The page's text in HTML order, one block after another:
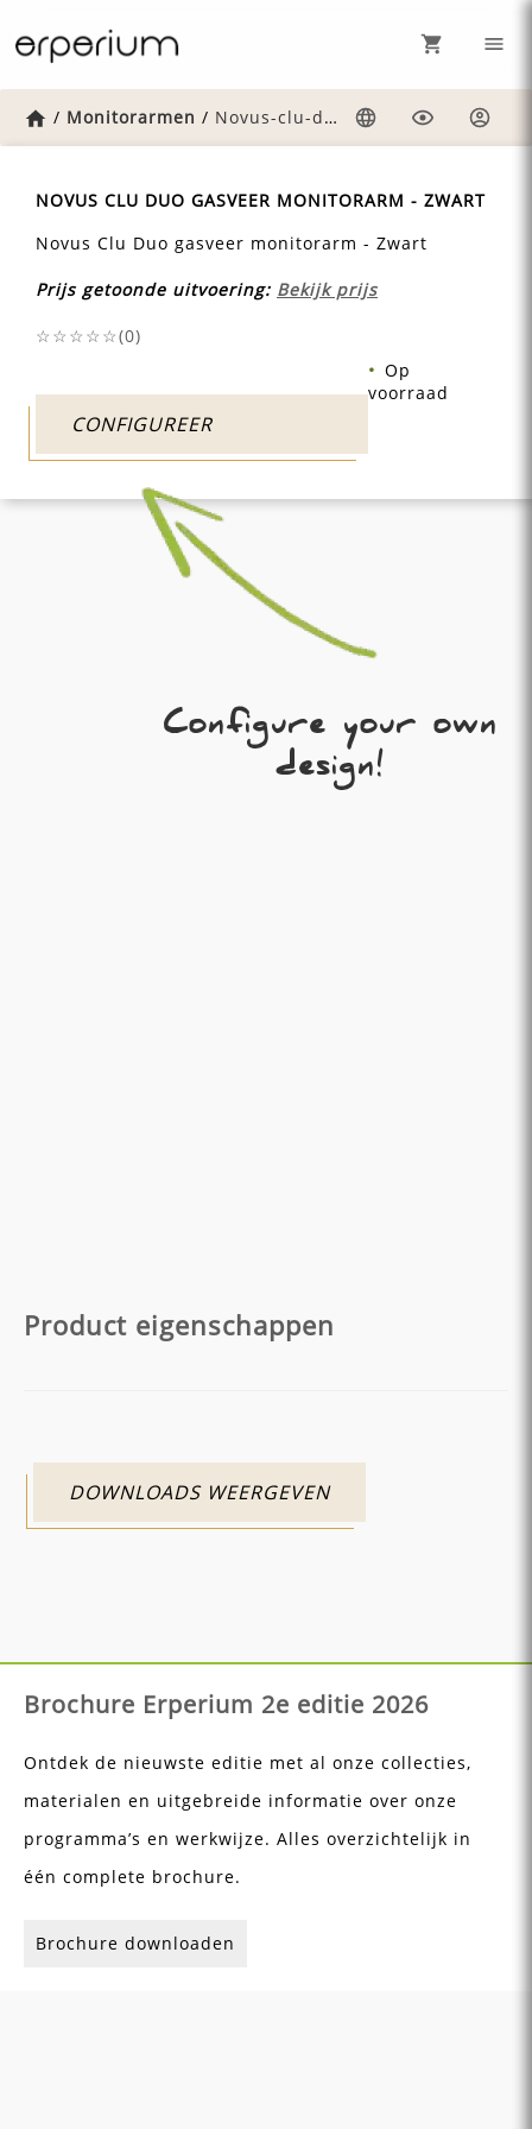
Home
/ Monitorarmen / Novus-clu-duo-gasveer-monitorarm-zwart
NOVUS CLU DUO GASVEER MONITORARM - ZWART
Novus Clu Duo gasveer monitorarm - Zwart
Prijs getoonde uitvoering: Bekijk prijs
☆☆☆☆☆(0)
CONFIGUREER
Op
voorraad
Configure your own
design!
Product eigenschappen
DOWNLOADS WEERGEVEN
Brochure Erperium 2e editie 2026
Ontdek de nieuwste editie met al onze collecties,
materialen en uitgebreide informatie over onze
programma’s en werkwijze. Alles overzichtelijk in
één complete brochure.
Brochure downloaden